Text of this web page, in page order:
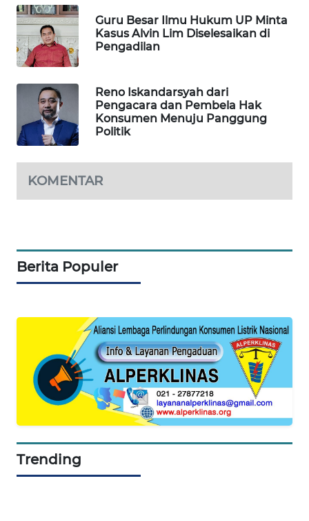
Guru Besar Ilmu Hukum UP Minta
Kasus Alvin Lim Diselesaikan di
Pengadilan
Reno Iskandarsyah dari
Pengacara dan Pembela Hak
Konsumen Menuju Panggung
Politik
KOMENTAR
Berita Populer
Trending
WAHANA
SELEB
WAHANA
WAHANA
OTOMOTIF
WAHANA
HEALTH
LAPAK
KONSUMEN
LISTRIK
KELISTRIKAN